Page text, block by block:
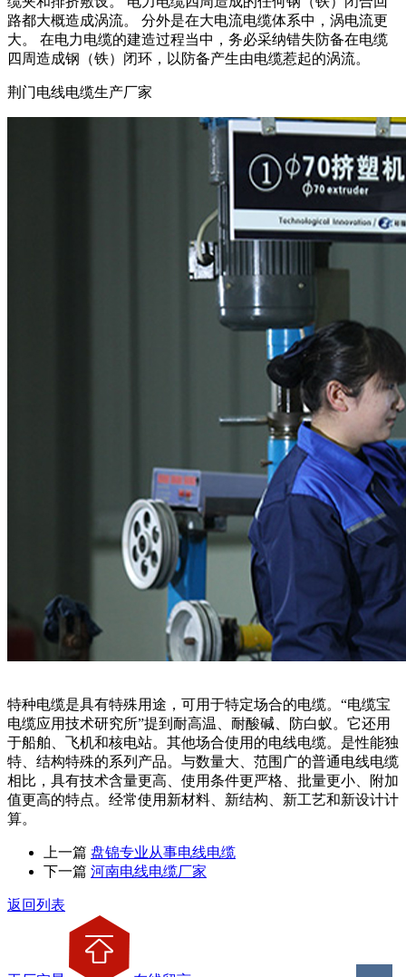
路都大概造成涡流。 分外是在大电流电缆体系中，涡电流更
大。 在电力电缆的建造过程当中，务必采纳错失防备在电缆
四周造成钢（铁）闭环，以防备产生由电缆惹起的涡流。
荆门电线电缆生产厂家
特种电缆是具有特殊用途，可用于特定场合的电缆。“电缆宝
电缆应用技术研究所”提到耐高温、耐酸碱、防白蚁。它还用
于船舶、飞机和核电站。其他场合使用的电线电缆。是性能独
特、结构特殊的系列产品。与数量大、范围广的普通电线电缆
相比，具有技术含量更高、使用条件更严格、批量更小、附加
值更高的特点。经常使用新材料、新结构、新工艺和新设计计
算。
上一篇 盘锦专业从事电线电缆
下一篇 河南电线电缆厂家
返回列表